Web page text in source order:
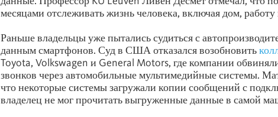
месяцами отслеживать жизнь человека, включая дом,
Раньше владельцы уже пытались судиться с
данным смартфонов. Суд в США отказался возобновить
Toyota, Volkswagen и General Motors, где компании
звонков через автомобильные мультимедийные системы.
что некоторые системы загружали копии сообщений с
владелец не мог прочитать выгруженные данные в самой